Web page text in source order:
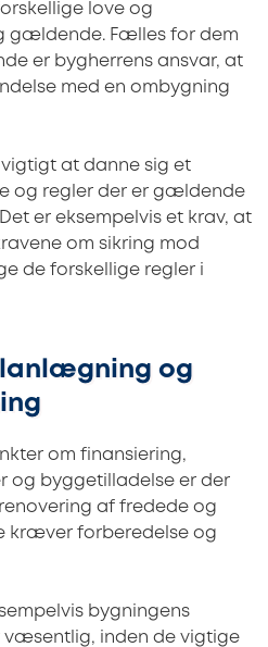
love og
gældende. Fælles for dem
er bygherrens ansvar, at
med en ombygning
at danne sig et
og regler der er gældende
er eksempelvis et krav, at
om sikring mod
de forskellige regler i
og
om finansiering,
og byggetilladelse er der
af fredede og
kræver forberedelse og
bygningens
væsentlig, inden de vigtige